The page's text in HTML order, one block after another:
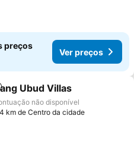
preços
Ver preços
aos favoritos
Ubud Villas
não disponível
km de Centro da cidade